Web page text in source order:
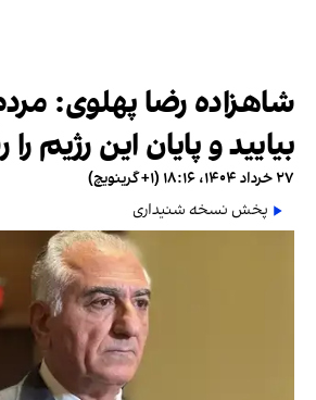
شاهزاده رضا پهلوی:
بیایید و پایان این رژیم
۲۷ خرداد ۱۴۰۴، ۱۸:۱۶ (‎+۱ گرینویچ)
پخش نسخه شنیداری